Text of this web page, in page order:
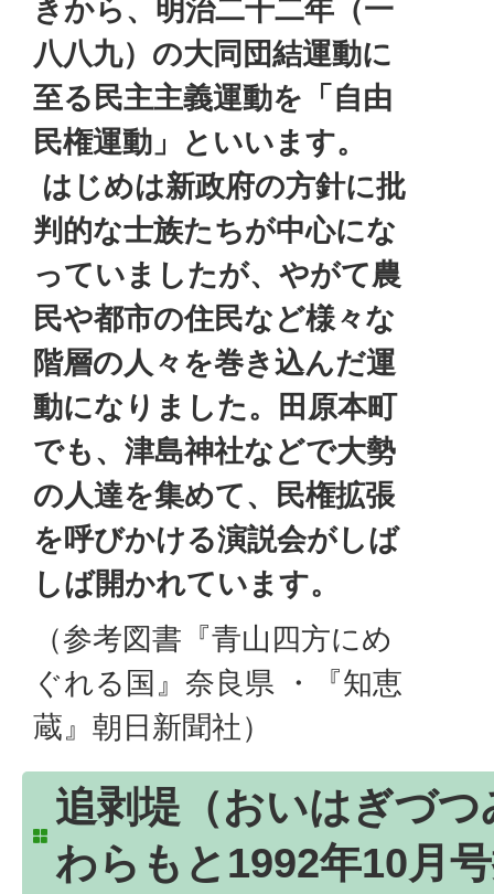
きから、明治二十二年（一
八八九）の大同団結運動に
至る民主主義運動を「自由
民権運動」といいます。
はじめは新政府の方針に批
判的な士族たちが中心にな
っていましたが、やがて農
民や都市の住民など様々な
階層の人々を巻き込んだ運
動になりました。田原本町
でも、津島神社などで大勢
の人達を集めて、民権拡張
を呼びかける演説会がしば
しば開かれています。
（参考図書『青山四方にめ
ぐれる国』奈良県 ・『知恵
蔵』朝日新聞社）
追剥堤（おいはぎづ
わらもと1992年10月